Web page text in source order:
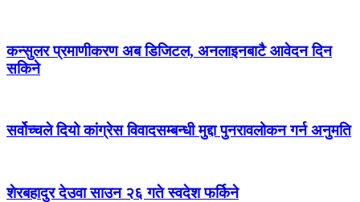
कन्सुलर प्रमाणीकरण अब डिजिटल, अनलाइनबाटै आवेदन दिन
सकिने
सर्वोच्चले दियो कांग्रेस विवादसम्बन्धी मुद्दा पुनरावलोकन गर्न अनुमति
शेरबहादुर देउवा साउन २६ गते स्वदेश फर्किने